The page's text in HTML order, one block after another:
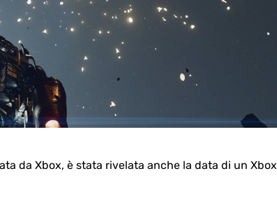
da Xbox, è stata rivelata anche la data di un Xbox